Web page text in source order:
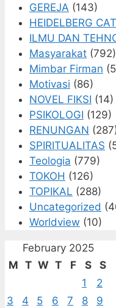
GEREJA (143)
HEIDELBERG
ILMU DAN
Masyarakat (792)
Mimbar Firman
Motivasi (86)
NOVEL FIKSI (14)
PSIKOLOGI (129)
RENUNGAN
SPIRITUALITAS
Teologia (779)
TOKOH (126)
TOPIKAL (288)
Uncategorized
Worldview (10)
February 2025
M T W T F S
S
1
2
3
4 5 6 7 8 9